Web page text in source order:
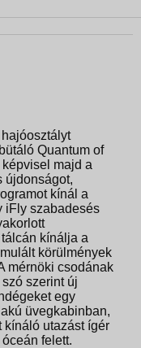
Quantum of
majd a
újdonságot,
kínál a
iFly szabadesés
kínálja a
körülmények
mérnöki csodának
szerint új
egy
üvegkabinban,
kínáló utazást ígér
felett.